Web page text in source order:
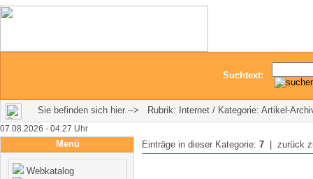
Suchtext:
Sie befinden sich hier --> Rubrik: Internet / Kategorie: Artikel-
07.08.2026 - 04:27 Uhr
Menü
Webkatalog
Einträge in dieser Kategorie: 7 | zurück